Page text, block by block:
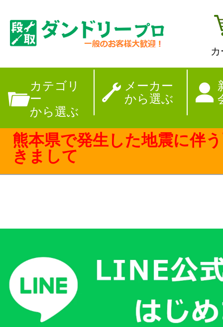
カテゴリ
ー
から選ぶ
メーカー
から選ぶ
【夏季休暇のお
熊本県で発生した地震に伴
きまして